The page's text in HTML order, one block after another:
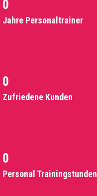
0
Jahre Personaltrainer
0
Zufriedene Kunden
0
Personal Trainingstunden